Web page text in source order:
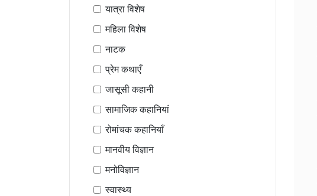
यात्रा विशेष
महिला विशेष
नाटक
प्रेम कथाएँ
जासूसी कहानी
सामाजिक कहानियां
रोमांचक कहानियाँ
मानवीय विज्ञान
मनोविज्ञान
स्वास्थ्य